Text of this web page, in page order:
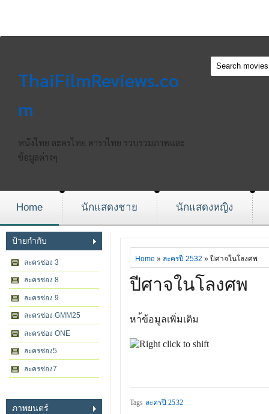
ThaiFilmReviews.co
m
หนังไทย ละครไทย ดาราไทย รวบรวมภาพและ
ข้อมูลต่างๆ
Home นักแสดงชาย นักแสดงหญิง
ป้ายกำกับ
ละครช่อง 3
ละครช่อง 8
ละครช่อง 9
ละครช่อง GMM25
ละครช่อง ONE
ละครช่อง5
ละครช่อง7
ภาพยนตร์
Home » ละครปี 2532 » ปีศาจในโลงศพ
ปีศาจในโลงศพ
หา้ข้อมูลเพิ่มเติม
Tags ละครปี 2532